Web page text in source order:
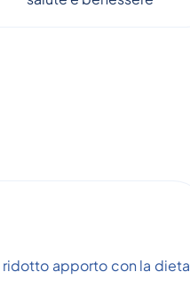
ridotto apporto con la dieta